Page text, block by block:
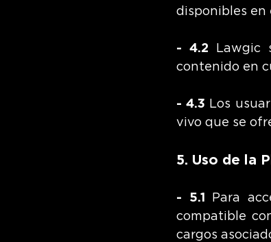
disponibles en
- 4.2 Lawgic
contenido en
- 4.3 Los
vivo que se
5. Uso de la
- 5.1
Para
compatible
cargos